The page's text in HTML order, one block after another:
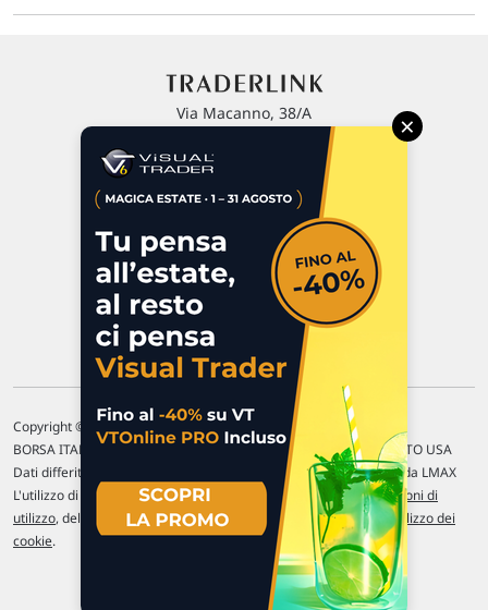
Via Macanno, 38/A
P.IVA 02 452 460 401
Commenti e segnalazioni
Contattaci
Copyright © 1996-2026 Traderlink Italia s.r.l.
BORSA ITALIANA Quotazioni di borsa differite di 15 min. / MERCATO USA
Dati differiti di 15 min. (fonte Intrinio) / FOREX Quotazioni fornite da LMAX
L'utilizzo di questo sito implica l'accettazione delle nostre Condizioni di
utilizzo, del Disclaimer MAR, dellePolitiche sulla privacye dell' Utilizzo dei
cookie.
×